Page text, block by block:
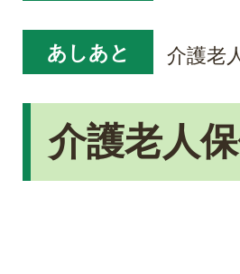
あしあと 介護老
介護老人